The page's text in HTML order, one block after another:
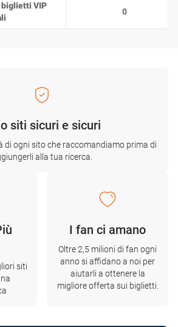
VIP
0
siti sicuri e sicuri
di ogni sito che raccomandiamo prima di
alla tua ricerca.
siti
I fan ci amano
Oltre 2,5 milioni di fan ogni
anno si affidano a noi per
aiutarli a ottenere la
migliore offerta sui biglietti.